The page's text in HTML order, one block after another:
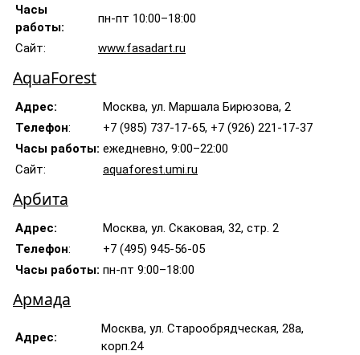
Часы
работы:
пн-пт 10:00–18:00
Сайт: www.fasadart.ru
AquaForest
Адрес:
Москва, ул. Маршала Бирюзова, 2
Телефон:
+7 (985) 737-17-65, +7 (926) 221-17-37
Часы работы: ежедневно, 9:00–22:00
Сайт:
aquaforest.umi.ru
Арбита
Адрес:
Москва, ул. Скаковая, 32, стр. 2
Телефон:
+7 (495) 945-56-05
Часы работы: пн-пт 9:00–18:00
Армада
Адрес:
Москва, ул. Старообрядческая, 28а,
корп.24